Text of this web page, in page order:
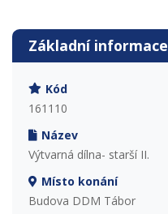
Základní informace
Kód
161110
Název
Výtvarná dílna- starší II.
Místo konání
Budova DDM Tábor